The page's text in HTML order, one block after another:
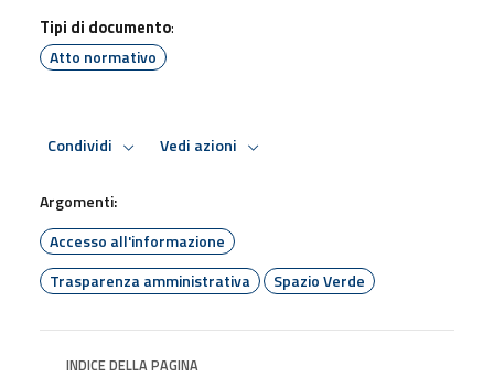
Tipi di documento:
Atto normativo
Condividi Vedi azioni
Argomenti:
Accesso all'informazione
Trasparenza amministrativa
Spazio Verde
INDICE DELLA PAGINA